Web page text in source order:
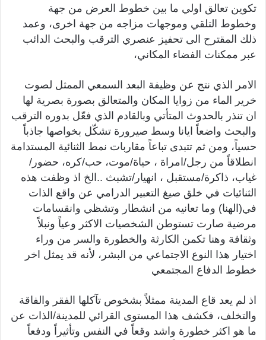
تكوين تعالق اولي ما بين خطوط العرض من جهة
وخطوط التلقي وموجهات مزاجه من جهة اخرى، وعمد
ذلك المقترح الى تحفيز عنصري الترقب والبحث الدائب
عبر ممكنات الفضاء المكاني،
الامر الذي نتج عن وظيفة البعد السمعي الممثل لصوت
خرير الماء من زوايا المكان والمتعالق بصورة بصرية لها
ان تنذر بالحدوث المتأتي وبالقادم الذي فعّل بدوره الترقب
والبحث واضعاً ايانا وسط صيرورة تشكّل بخواصها جاذباً
حسياً، ومن ثم تتبدى تباعاً مقاربات نمط الثنائية المستدامة
انطلاقاً من رجل/امراة ، حياة/موت، حب/كره، حضور/
غياب، ذاكرة/مستقبل ، انهيار/تشبث ..الخ اذ وظفت هذه
الثنائيات في خلق صيغ التعبير الدرامي عن واقع الذات
في(الهنا) وما تعانيه من انشطار وتشظي وانقسامات
مرضية صارت تستوطن الشخصيات الاكثر وعياً ونبلاً
وثقافة وهنا تكمن الكارثة والخطورة والسر من وراء
اختيار هذا النوع الاجتماعي من البشر، لأنه قد يمثل اخر
خطوط الدفاع المجتمعي
اذ لم يعد قاع المدينة ممثلاً بشخوص تآكلها الفقر والفاقة
والتخلف، فكشف هذا المستوى القرائي للمدينة/الذات عن
ما هو اكثر خطورة واشد وقعاً في النفس وتأثيراً ودفعاً